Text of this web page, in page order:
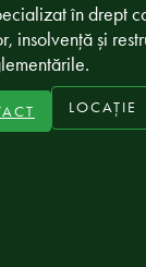
în drept
insolvență și
LOCAȚIE